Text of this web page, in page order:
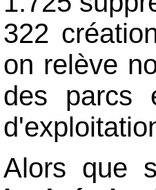
322
on relève
des parcs
Alors que